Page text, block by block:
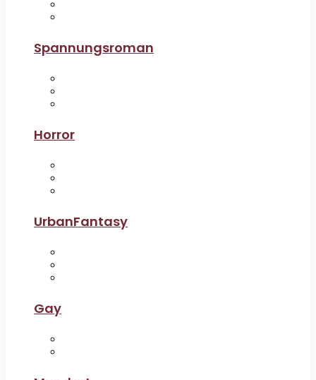
Spannungsroman
Horror
UrbanFantasy
Gay